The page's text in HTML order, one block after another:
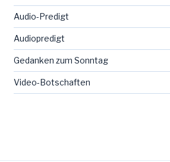
Audio-Predigt
Audiopredigt
Gedanken zum Sonntag
Video-Botschaften